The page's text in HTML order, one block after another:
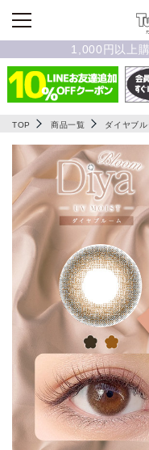
1,000円以上
TOP 商品一覧 ダイヤブ